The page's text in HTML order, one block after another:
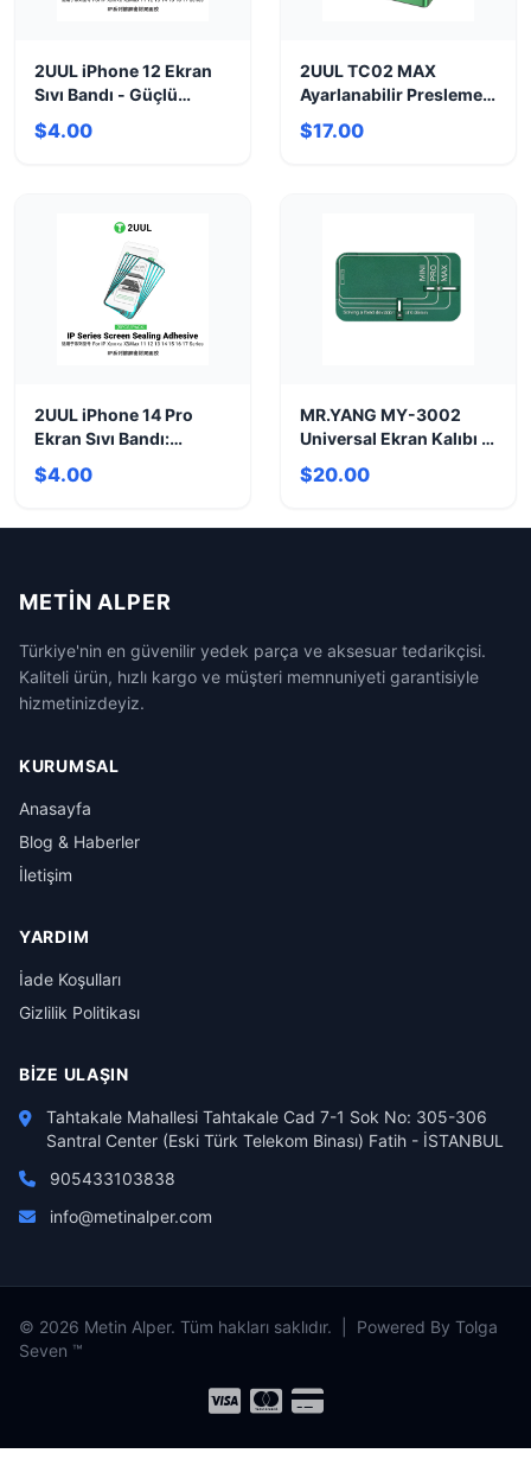
2UUL iPhone 12 Ekran
Sıvı Bandı - Güçlü
Yapışma ve Su Yalıtımı
$4.00
2UUL TC02 MAX
Ayarlanabilir Presleme
Mandalı: Ekran & Cam
Onarım
$17.00
2UUL iPhone 14 Pro
Ekran Sıvı Bandı:
Orijinal Yapışkan Gücü
$4.00
MR.YANG MY-3002
Universal Ekran Kalıbı |
iPhone 12-17 Uyumlu
$20.00
METIN ALPER
Türkiye'nin en güvenilir yedek parça ve aksesuar tedarikçisi.
Kaliteli ürün, hızlı kargo ve müşteri memnuniyeti garantisiyle
hizmetinizdeyiz.
KURUMSAL
Anasayfa
Blog & Haberler
İletişim
YARDIM
İade Koşulları
Gizlilik Politikası
BIZE ULAŞIN
Tahtakale Mahallesi Tahtakale Cad 7-1 Sok No: 305-306
Santral Center (Eski Türk Telekom Binası) Fatih - İSTANBUL
905433103838
info@metinalper.com
© 2026 Metin Alper. Tüm hakları saklıdır. | Powered By Tolga
Seven ™